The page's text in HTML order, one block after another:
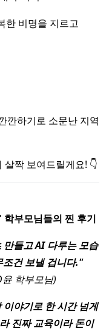
한 비명을 지르고
깐하기로 소문난 지역
짝 보여드릴게요! 👇
부모님들의 찐 후기
들고 AI 다루는 모습
건 보낼 겁니다."
학부모님)
야기로 한 시간 넘게
진짜 교육이라 돈이